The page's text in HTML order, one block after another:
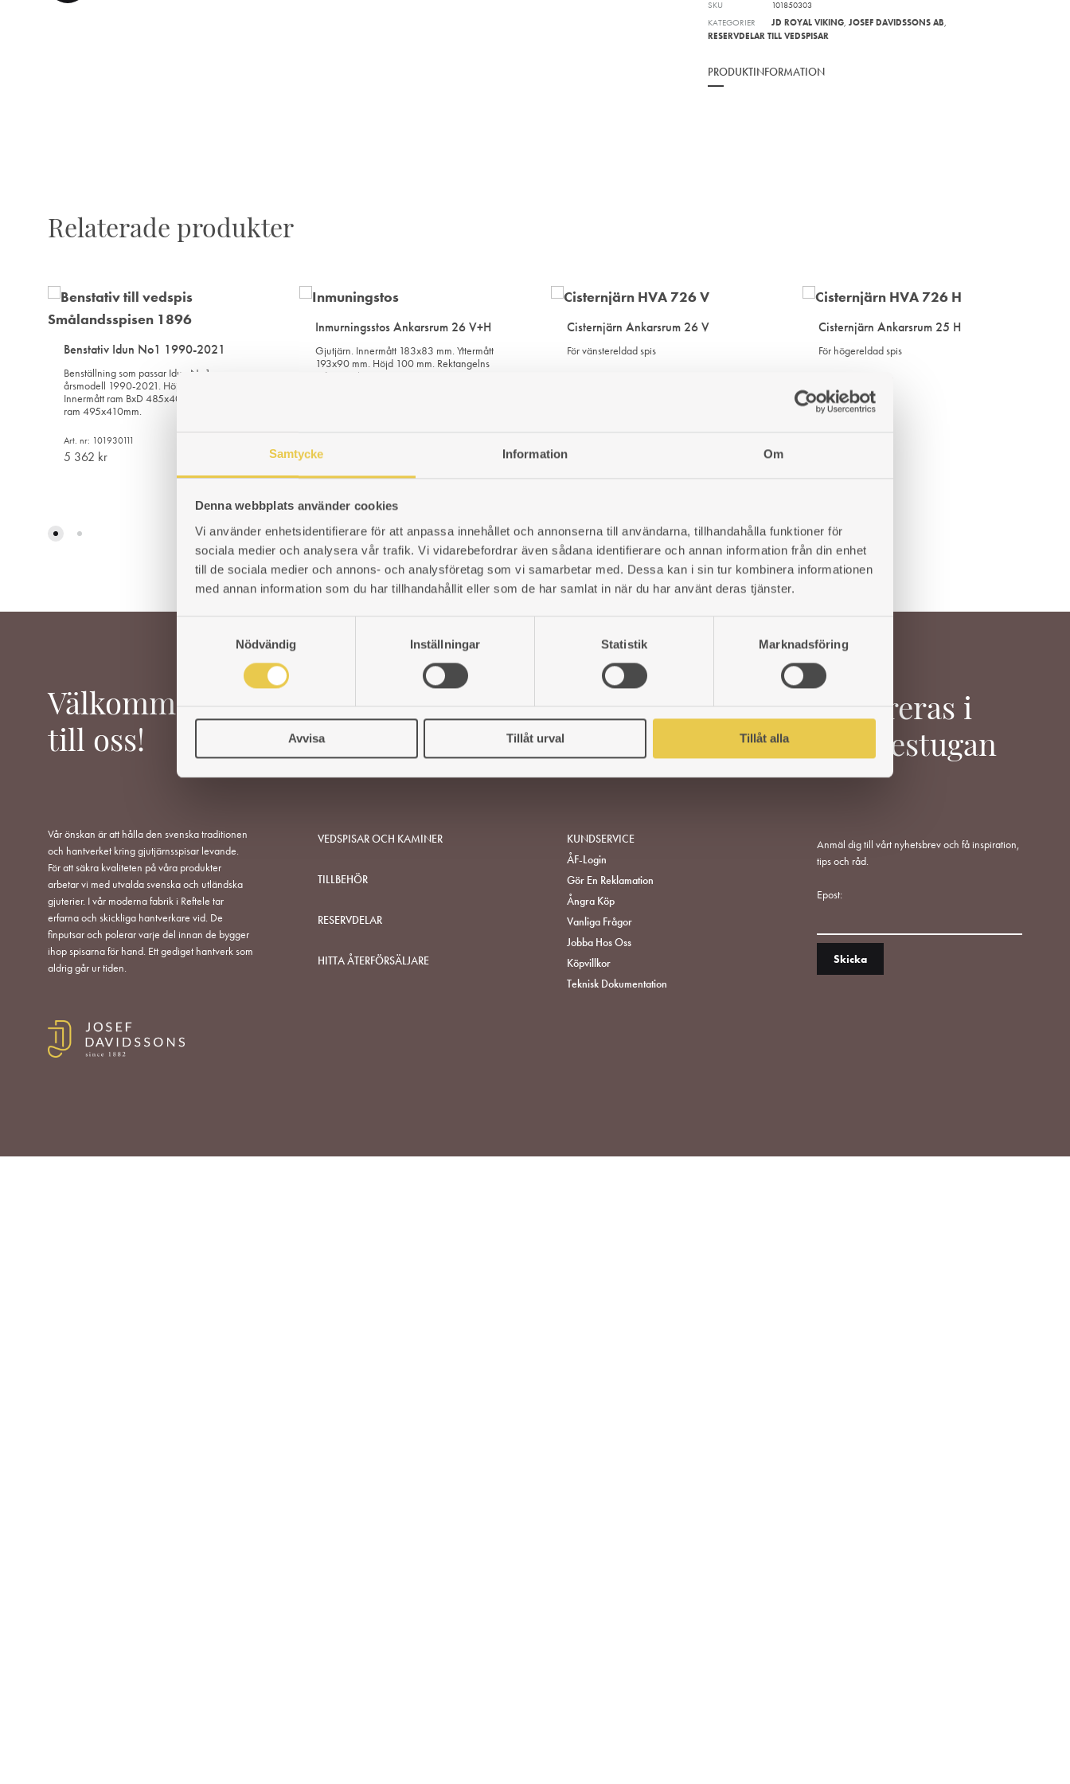
Samtycke Information Om
Denna webbplats använder cookies
Vi använder enhetsidentifierare för att anpassa innehållet och annonserna till användarna, tillhandahålla funktioner för
sociala medier och analysera vår trafik. Vi vidarebefordrar även sådana identifierare och annan information från din enhet
till de sociala medier och annons- och analysföretag som vi samarbetar med. Dessa kan i sin tur kombinera informationen
med annan information som du har tillhandahållit eller som de har samlat in när du har använt deras tjänster.
s
l
Nödvändig Inställningar Statistik Marknadsföring
Avvisa Tillåt urval Tillåt alla
SKU
101850303
KATEGORIER
JD ROYAL VIKING,JOSEF DAVIDSSONS AB,
RESERVDELAR TILL VEDSPISAR
PRODUKTINFORMATION
Relaterade produkter
Benstativ Idun No1 1990-2021
Benställning som passar Idun No1 av
årsmodell 1990-2021. Höjd 500mm.
Innermått ram BxD 485x400mm. Yttermått
ram 495x410mm.
Art. nr: 101930111
5 362 kr
LÄGG
TILL
I
ÖNSKELISTA
Inmurningsstos Ankarsrum 26 V+H
Gjutjärn. Innermått 183x83 mm. Yttermått
193x90 mm. Höjd 100 mm. Rektangelns
mått är cirka 240x140 mm.
ÖNSKELISTA
Cisternjärn Ankarsrum 26 V
För vänstereldad spis
LÄGG
Cisternjärn Ankarsrum 25 H
För högereldad spis
851kr
Välkommen
till oss!
Vår önskan är att hålla den svenska traditionen
och hantverket kring gjutjärnsspisar levande.
För att säkra kvaliteten på våra produkter
arbetar vi med utvalda svenska och utländska
gjuterier. I vår moderna fabrik i Reftele tar
erfarna och skickliga hantverkare vid. De
finputsar och polerar varje del innan de bygger
ihop spisarna för hand. Ett gediget hantverk som
aldrig går ur tiden.
VEDSPISAR OCH KAMINER
TILLBEHÖR
RESERVDELAR
HITTA ÅTERFÖRSÄLJARE
KUNDSERVICE
ÅF-Login
Gör En Reklamation
Ångra Köp
Vanliga Frågor
Jobba Hos Oss
Köpvillkor
Teknisk Dokumentation
Inspireras i
Värmestugan
Anmäl dig till vårt nyhetsbrev och få inspiration,
tips och råd.
Epost: